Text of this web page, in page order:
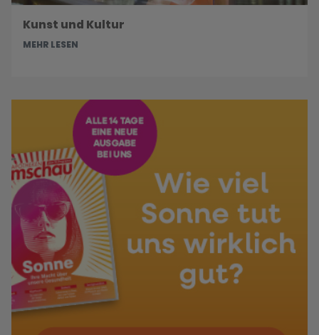
Kunst und Kultur
MEHR LESEN